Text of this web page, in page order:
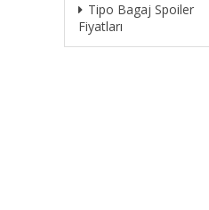
Tipo Bagaj Spoiler
Fiyatları